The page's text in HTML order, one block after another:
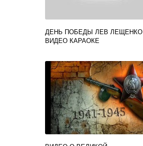
ДЕНЬ ПОБЕДЫ ЛЕВ ЛЕЩЕНКО
ВИДЕО КАРАОКЕ